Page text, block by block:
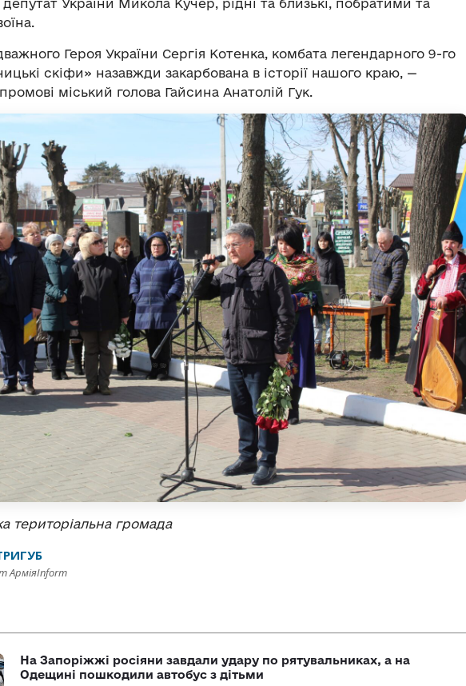
України Микола Кучер, рідні та близькі, побратими та
Героя України Сергія Котенка, комбата легендарного 9-го
скіфи» назавжди закарбована в історії нашого краю, —
міський голова Гайсина Анатолій Гук.
територіальна громада
АрміяInform
На Запоріжжі росіяни завдали удару по рятувальниках, а на
Одещині пошкодили автобус з дітьми